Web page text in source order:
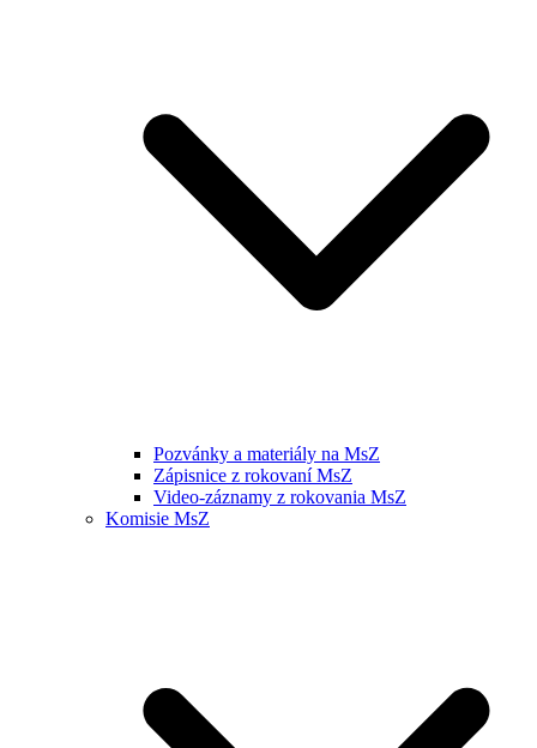
Pozvánky a materiály na MsZ
Zápisnice z rokovaní MsZ
Video-záznamy z rokovania MsZ
Komisie MsZ